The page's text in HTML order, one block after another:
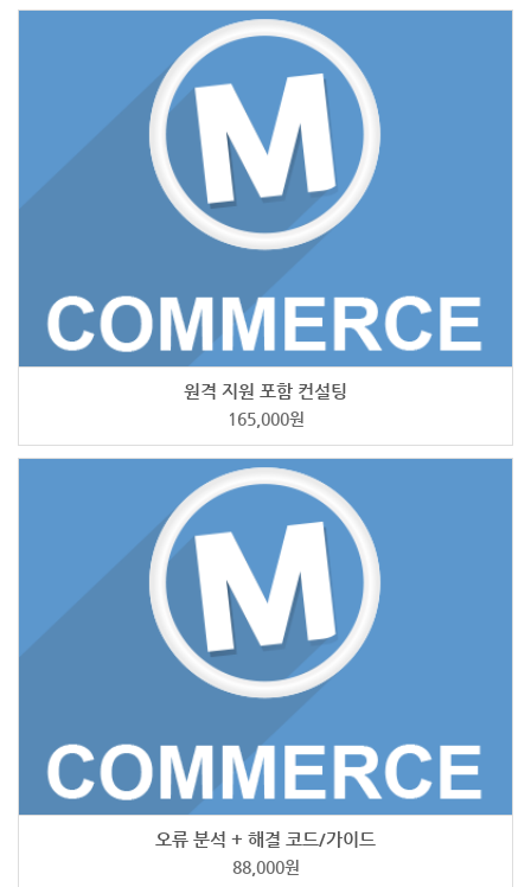
원격 지원 포함 컨설팅
165,000원
오류 분석 + 해결 코드/가이드
88,000원